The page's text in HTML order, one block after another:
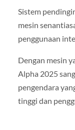
Sistem
mesin
penggunaan
Dengan mesin
Alpha 2025
pengendara
tinggi dan